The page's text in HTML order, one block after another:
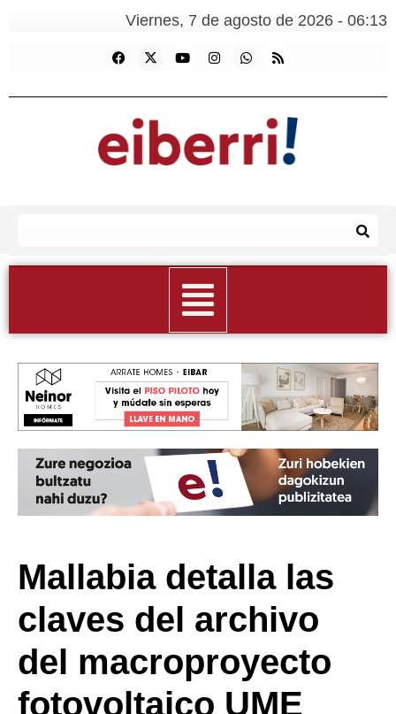
Viernes, 7 de agosto de 2026 - 06:13
Mallabia detalla las
claves del archivo
del macroproyecto
fotovoltaico UME